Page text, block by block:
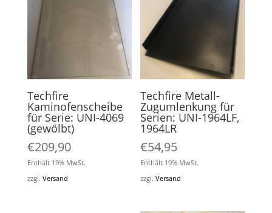
Techfire
Kaminofenscheibe
für Serie: UNI-4069
(gewölbt)
€209,90
Enthält 19% MwSt.
zzgl. Versand
Techfire Metall-
Zugumlenkung für
Serien: UNI-1964LF,
1964LR
€54,95
Enthält 19% MwSt.
zzgl.Versand